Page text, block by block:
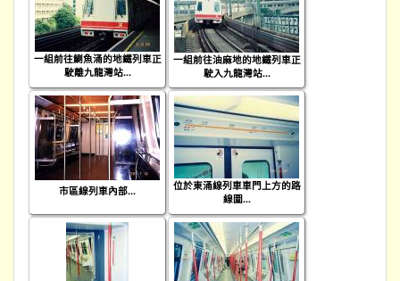
一組前往鰂魚涌的地鐵列車正
駛離九龍灣站...
一組前往油麻地的地鐵列車正
駛入九龍灣站...
市區線列車內部...
位於東涌線列車車門上方的路
線圖...